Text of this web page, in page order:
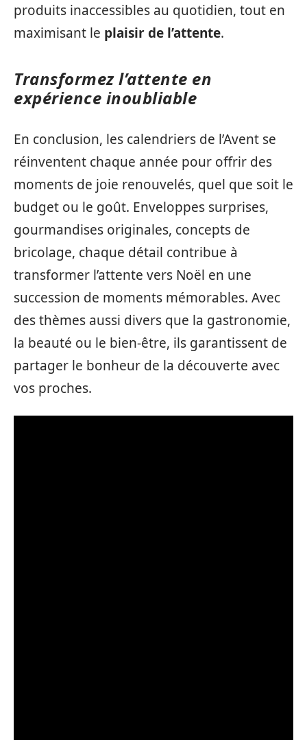
produits inaccessibles au quotidien, tout en
maximisant le plaisir de l’attente.
Transformez l’attente en
expérience inoubliable
En conclusion, les calendriers de l’Avent se
réinventent chaque année pour offrir des
moments de joie renouvelés, quel que soit le
budget ou le goût. Enveloppes surprises,
gourmandises originales, concepts de
bricolage, chaque détail contribue à
transformer l’attente vers Noël en une
succession de moments mémorables. Avec
des thèmes aussi divers que la gastronomie,
la beauté ou le bien-être, ils garantissent de
partager le bonheur de la découverte avec
vos proches.